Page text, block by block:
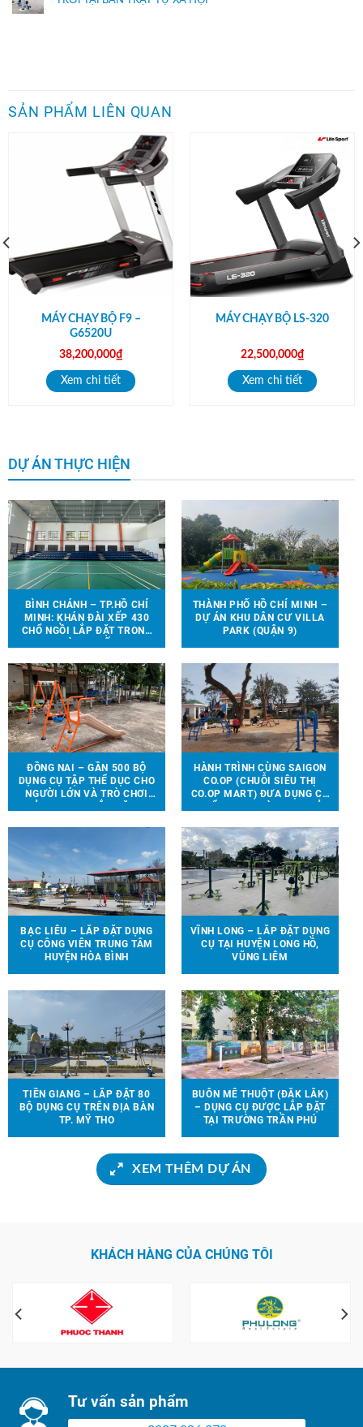
SẢN PHẨM LIÊN QUAN
MÁY CHẠY BỘ F9 –
G6520U
38,200,000₫
Xem chi tiết
MÁY CHẠY BỘ LS-320
22,500,000₫
Xem chi tiết
DỰ ÁN THỰC HIỆN
BÌNH CHÁNH – TP.HỒ CHÍ
MINH: KHÁN ĐÀI XẾP 430
CHỔ NGỒI LẮP ĐẶT TRONG
THÀNH PHỐ HỒ CHÍ MINH –
DỰ ÁN KHU DÂN CƯ VILLA
PARK (QUẬN 9)
ĐỒNG NAI – GẦN 500 BỘ
DỤNG CỤ TẬP THỂ DỤC CHO
NGƯỜI LỚN VÀ TRÒ CHƠI
HÀNH TRÌNH CÙNG SAIGON
CO.OP (CHUỖI SIÊU THỊ
CO.OP MART) ĐƯA DỤNG CỤ
HỌC TẠI 6 TỈNH THÀNH
BẠC LIÊU – LẮP ĐẶT DỤNG
CỤ CÔNG VIÊN TRUNG TÂM
HUYỆN HÒA BÌNH
VĨNH LONG – LẮP ĐẶT DỤNG
CỤ TẠI HUYỆN LONG HỒ,
VŨNG LIÊM
TIỀN GIANG – LẮP ĐẶT 80
BỘ DỤNG CỤ TRÊN ĐỊA BÀN
TP. MỸ THO
BUÔN MÊ THUỘT (ĐẮK LẮK)
– DỤNG CỤ ĐƯỢC LẮP ĐẶT
TẠI TRƯỜNG TRẦN PHÚ
XEM THÊM DỰ ÁN
KHÁCH HÀNG CỦA CHÚNG TÔI
Tư vấn sản phẩm